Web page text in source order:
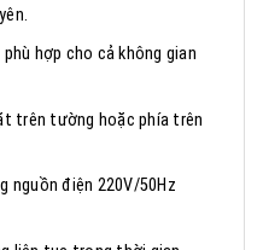
hợp cho cả không gian
trên tường hoặc phía trên
nguồn điện 220V/50Hz